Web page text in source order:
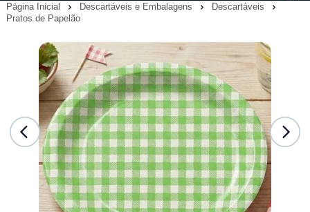
Página Inicial Descartáveis e Embalagens
Descartáveis
Pratos de Papelão